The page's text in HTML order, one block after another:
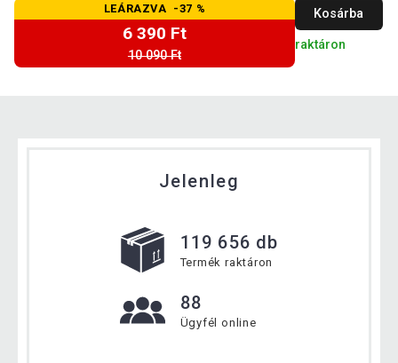
LEÁRAZVA -37 %
6 390 Ft
10 090 Ft
Kosárba
raktáron
Jelenleg
119 656 db
Termék raktáron
88
Ügyfél online